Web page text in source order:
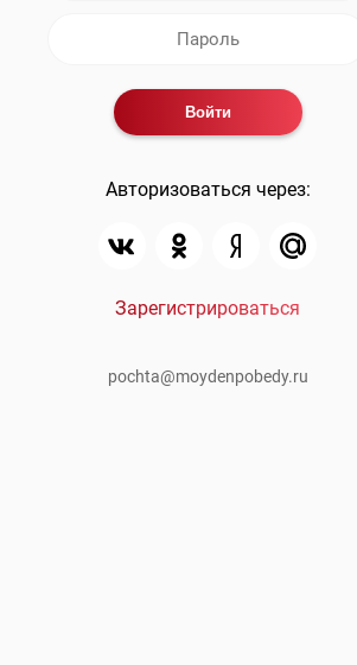
Авторизоваться через:
Зарегистрироваться
pochta@moydenpobedy.ru